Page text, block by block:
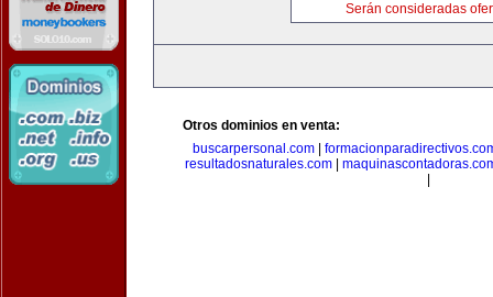
Serán consideradas
Otros dominios en venta:
buscarpersonal.com|
resultadosnaturales.com|